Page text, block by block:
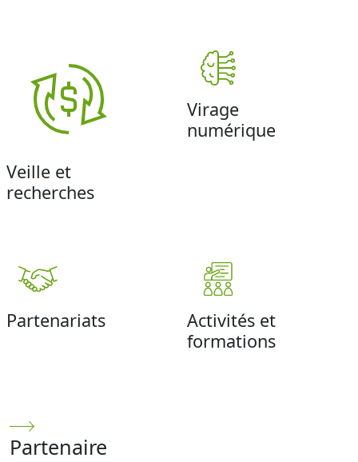
Veille et
recherches
Virage
numérique
Partenariats
Activités et
formations
Partenaire